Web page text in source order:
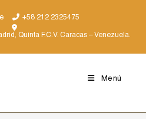
+58 212 2325475
Quinta F.C.V. Caracas – Venezuela.
Menú